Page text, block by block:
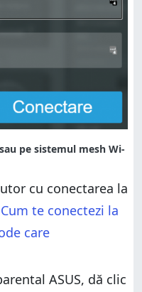
cu conectarea la
Cum te conectezi la
care
ASUS, dă clic